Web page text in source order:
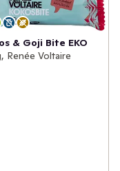
& Goji Bite EKO
Renée Voltaire